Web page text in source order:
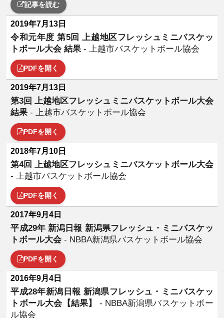
記事を読む
2019年7月13日
令和元年度 第5回 上越地区フレッシュミニバスケッ
トボール大会 結果- 上越市バスケットボール協会
PDFを開く
2019年7月13日
第3回 上越地区フレッシュミニバスケットボール大会
結果- 上越市バスケットボール協会
PDFを開く
2018年7月10日
第4回 上越地区フレッシュミニバスケットボール大会
- 上越市バスケットボール協会
PDFを開く
2017年9月4日
平成29年 新潟日報 新潟県フレッシュ・ミニバスケッ
トボール大会- NBBA新潟県バスケットボール協会
PDFを開く
2016年9月4日
平成28年新潟日報 新潟県フレッシュ・ミニバスケッ
トボール大会【結果】 - NBBA新潟県バスケットボー
ル協会